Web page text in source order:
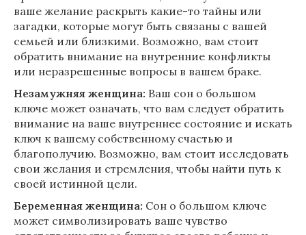
ваше желание раскрыть какие-то тайны или
загадки, которые могут быть связаны с вашей
семьей или близкими. Возможно, вам стоит
обратить внимание на внутренние конфликты
или неразрешенные вопросы в вашем браке.
Незамужняя женщина: Ваш сон о большом
ключе может означать, что вам следует обратить
внимание на ваше внутреннее состояние и искать
ключ к вашему собственному счастью и
благополучию. Возможно, вам стоит исследовать
свои желания и стремления, чтобы найти путь к
своей истинной цели.
Беременная женщина: Сон о большом ключе
может символизировать ваше чувство